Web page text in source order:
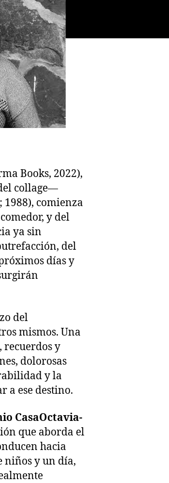
Books, 2022),
collage—
comienza
y del
ya sin
del
días y
del
mismos. Una
recuerdos y
dolorosas
y la
a ese destino.
CasaOctavia-
que aborda el
hacia
niños y un día,